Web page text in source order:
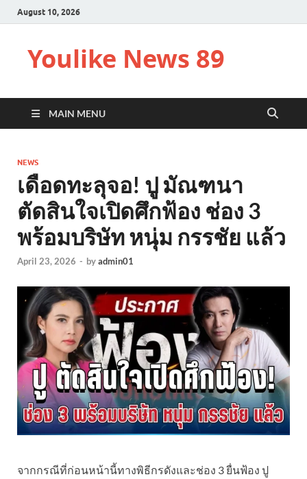
August 10, 2026
Youlike News 89
MAIN MENU
NEWS
เดือดทะลุจอ! ปู มัณฑนา
ตัดสินใจเปิดศึกฟ้อง ช่อง 3
พร้อมบริษัท หนุ่ม กรรชัย แล้ว
April 23, 2026 - byadmin01
จากกรณีที่ก่อนหน้านี้ทางพิธีกรดังและช่อง 3 ยื่นฟ้อง ปู